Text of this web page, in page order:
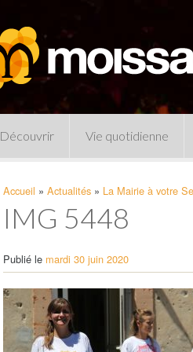
Découvrir Vie quotidienne
Pharmacies de garde
Accueil » Actualités » La Mairie à votre
IMG 5448
Publié le mardi 30 juin 2020